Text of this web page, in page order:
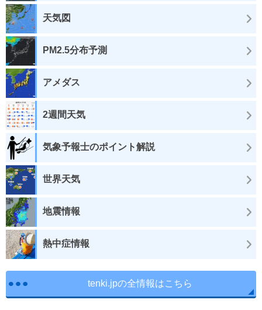
天気図
PM2.5分布予測
アメダス
2週間天気
気象予報士のポイント解説
世界天気
地震情報
熱中症情報
tenki.jpの全情報はこちら